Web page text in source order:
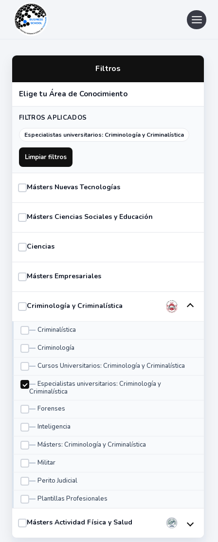
contenido
Filtros
Elige tu Área de Conocimiento
FILTROS APLICADOS
Especialistas universitarios: Criminología y Criminalística
Limpiar filtros
Másters Nuevas Tecnologías
Másters Ciencias Sociales y Educación
Ciencias
Másters Empresariales
Criminología y Criminalística
Criminalística
Criminología
Cursos Universitarios: Criminología y Criminalística
Especialistas universitarios: Criminología y
Criminalística
Forenses
Inteligencia
Másters: Criminología y Criminalística
Militar
Perito Judicial
Plantillas Profesionales
Másters Actividad Física y Salud